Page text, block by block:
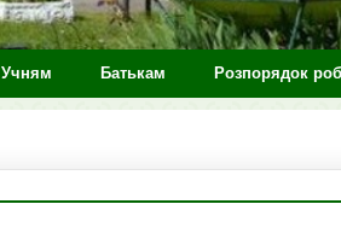
Учням Батькам Розпорядок